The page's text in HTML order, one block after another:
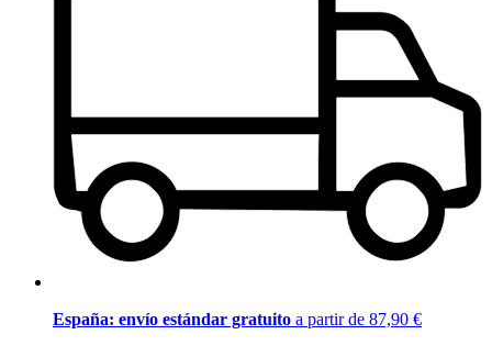
España: envío estándar gratuito a partir de 87,90 €